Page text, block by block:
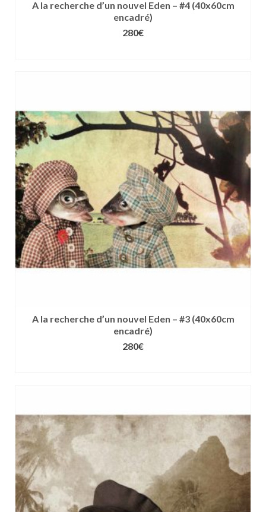
A la recherche d’un nouvel Eden – #4 (40x60cm
encadré)
280€
variations.
Les
options
peuvent
choisies
sur
la
page
du
produit
A la recherche d’un nouvel Eden – #3 (40x60cm
encadré)
280€
plusieurs
variations.
Les
peuvent
choisies
sur